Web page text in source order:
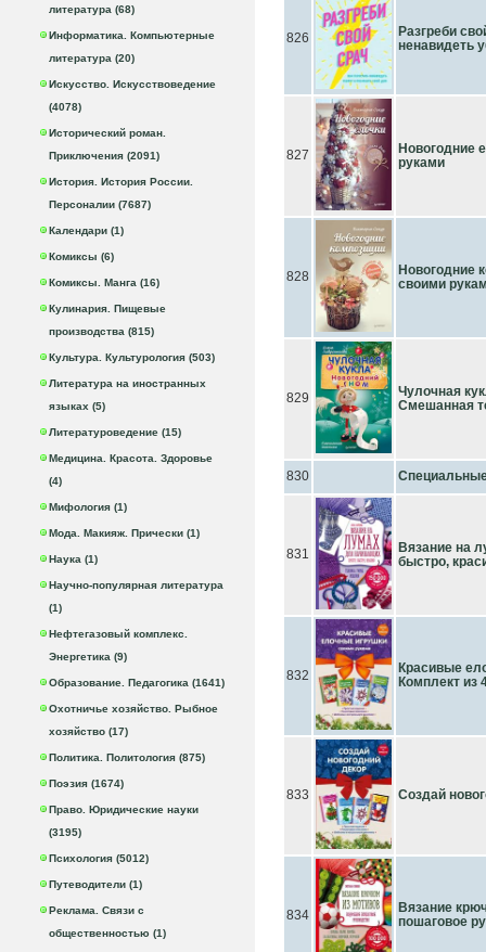
литература (68)
Информатика. Компьютерные
литература (20)
Искусство. Искусствоведение
(4078)
Исторический роман.
Приключения (2091)
История. История России.
Персоналии (7687)
Календари (1)
Комиксы (6)
Комиксы. Манга (16)
Кулинария. Пищевые
производства (815)
Культура. Культурология (503)
Литература на иностранных
языках (5)
Литературоведение (15)
Медицина. Красота. Здоровье
(4)
Мифология (1)
Мода. Макияж. Прически (1)
Наука (1)
Научно-популярная литература
(1)
Нефтегазовый комплекс.
Энергетика (9)
Образование. Педагогика (1641)
Охотничье хозяйство. Рыбное
хозяйство (17)
Политика. Политология (875)
Поэзия (1674)
Право. Юридические науки
(3195)
Психология (5012)
Путеводители (1)
Реклама. Связи с
общественностью (1)
826
Разгреби
ненавидеть
827
Новогодние
руками
828
Новогодние
своими
829
Чулочная
Смешанная
830
831
Вязание на
быстро,
832
Красивые
Комплект из
833 Создай
834
Вязание
пошаговое